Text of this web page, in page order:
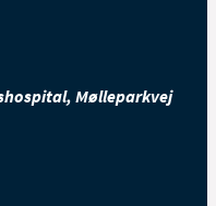
Mølleparkvej